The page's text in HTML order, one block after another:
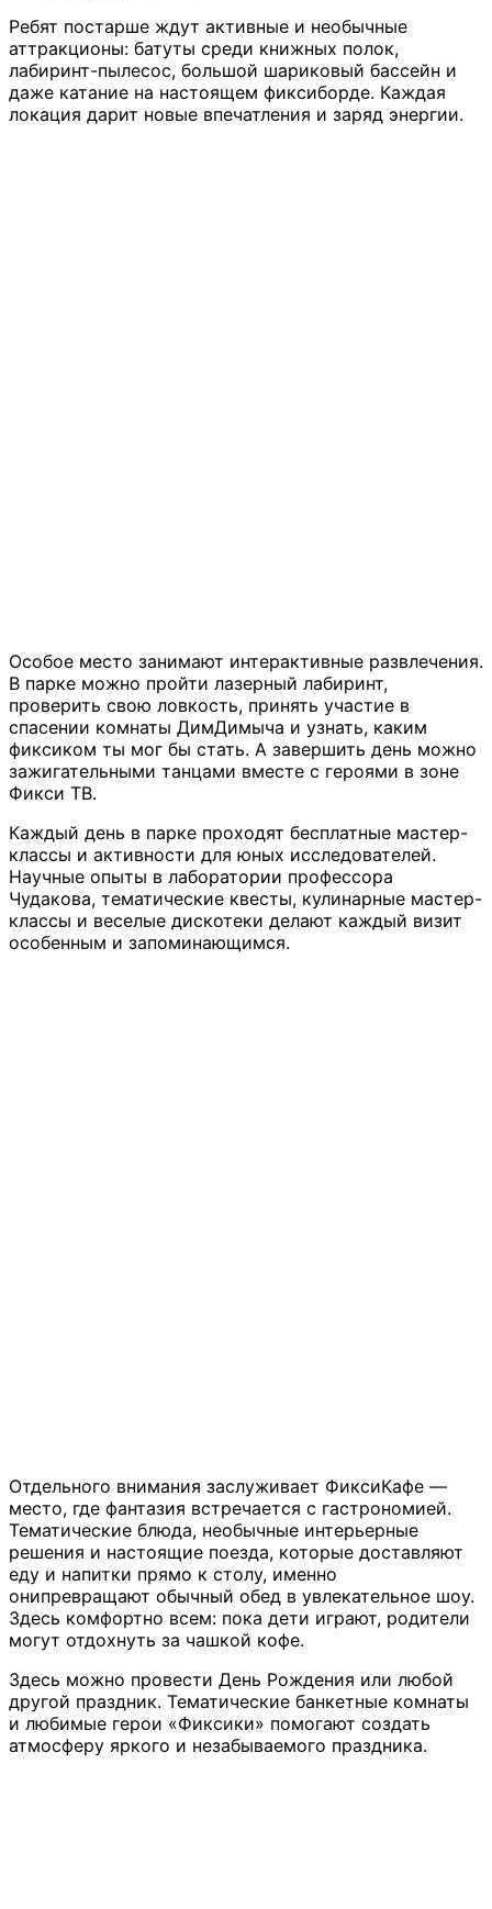
Ребят постарше ждут активные и необычные
аттракционы: батуты среди книжных полок,
лабиринт-пылесос, большой шариковый бассейн и
даже катание на настоящем фиксиборде. Каждая
локация дарит новые впечатления и заряд энергии.
Особое место занимают интерактивные развлечения.
В парке можно пройти лазерный лабиринт,
проверить свою ловкость, принять участие в
спасении комнаты ДимДимыча и узнать, каким
фиксиком ты мог бы стать. А завершить день можно
зажигательными танцами вместе с героями в зоне
Фикси ТВ.
Каждый день в парке проходят бесплатные мастер-
классы и активности для юных исследователей.
Научные опыты в лаборатории профессора
Чудакова, тематические квесты, кулинарные мастер-
классы и веселые дискотеки делают каждый визит
особенным и запоминающимся.
Отдельного внимания заслуживает ФиксиКафе —
место, где фантазия встречается с гастрономией.
Тематические блюда, необычные интерьерные
решения и настоящие поезда, которые доставляют
еду и напитки прямо к столу, именно
онипревращают обычный обед в увлекательное шоу.
Здесь комфортно всем: пока дети играют, родители
могут отдохнуть за чашкой кофе.
Здесь можно провести День Рождения или любой
другой праздник. Тематические банкетные комнаты
и любимые герои «Фиксики» помогают создать
атмосферу яркого и незабываемого праздника.